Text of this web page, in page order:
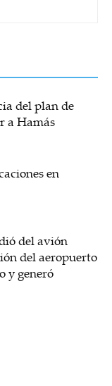
del plan de
a Hamás
en
del avión
del aeropuerto
y generó